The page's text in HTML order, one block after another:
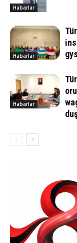
Habarlar
Habarlar
Habarlar